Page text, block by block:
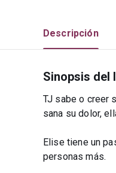
Descripción
Sinopsis del
TJ sabe o creer
sana su dolor,
Elise tiene un
personas más.